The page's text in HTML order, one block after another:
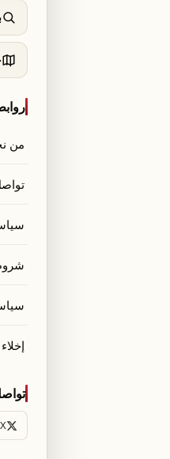
رسامني، رئيس
رفيق الحريري
لتشغيله.
من
X